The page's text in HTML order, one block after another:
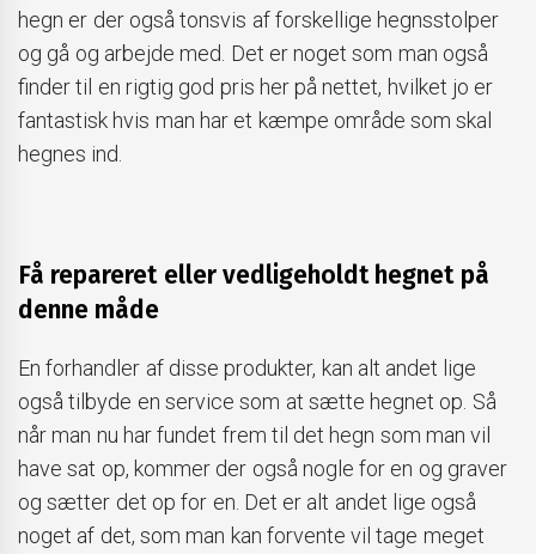
hegn er der også tonsvis af forskellige hegnsstolper
og gå og arbejde med. Det er noget som man også
finder til en rigtig god pris her på nettet, hvilket jo er
fantastisk hvis man har et kæmpe område som skal
hegnes ind.
Få repareret eller vedligeholdt hegnet på
denne måde
En forhandler af disse produkter, kan alt andet lige
også tilbyde en service som at sætte hegnet op. Så
når man nu har fundet frem til det hegn som man vil
have sat op, kommer der også nogle for en og graver
og sætter det op for en. Det er alt andet lige også
noget af det, som man kan forvente vil tage meget